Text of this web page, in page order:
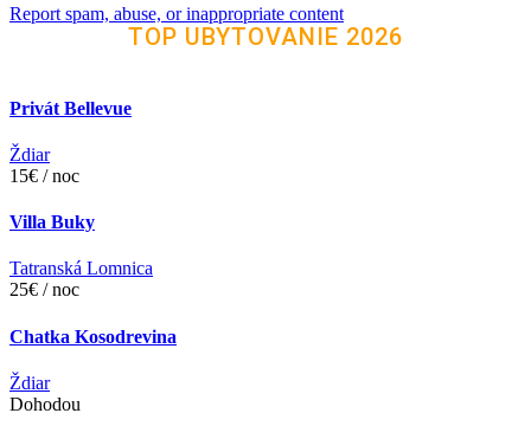
Report spam, abuse, or inappropriate content
TOP UBYTOVANIE 2026
Privát Bellevue
Ždiar
15€ / noc
Villa Buky
Tatranská Lomnica
25€ / noc
Chatka Kosodrevina
Ždiar
Dohodou